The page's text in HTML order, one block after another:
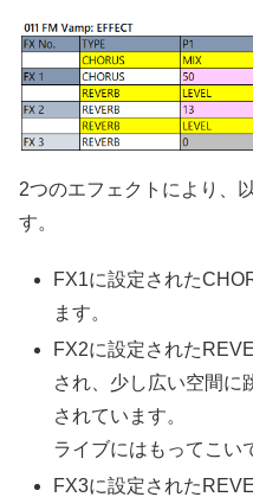
2つのエフェクトにより、
す。
FX1に設定された
ます。
FX2に設定された
され、少し広い空間に
されています。
ライブにはもってこい
FX3に設定された